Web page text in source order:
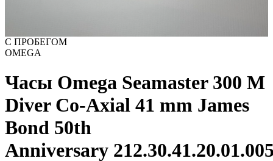
С ПРОБЕГОМ
OMEGA
Часы Omega Seamaster 300 M
Diver Co-Axial 41 mm James
Bond 50th
Anniversary